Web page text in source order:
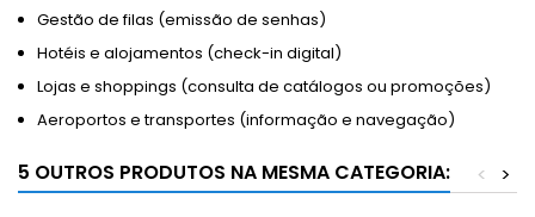
Gestão de filas (emissão de senhas)
Hotéis e alojamentos (check-in digital)
Lojas e shoppings (consulta de catálogos ou promoções)
Aeroportos e transportes (informação e navegação)
5 OUTROS PRODUTOS NA MESMA CATEGORIA: >
<